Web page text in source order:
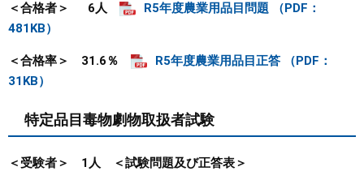
＜合格者＞ 6人
R5年度農業用品目問題 （PDF：
481KB）
＜合格率＞ 31.6％
R5年度農業用品目正答 （PDF：
31KB）
特定品目毒物劇物取扱者試験
＜受験者＞ 1人 ＜試験問題及び正答表＞